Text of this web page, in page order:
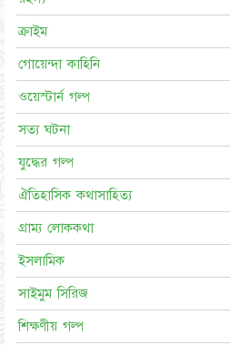
ক্রাইম
গোয়েন্দা কাহিনি
ওয়েস্টার্ন গল্প
সত্য ঘটনা
যুদ্ধের গল্প
ঐতিহাসিক কথাসাহিত্য
গ্রাম্য লোককথা
ইসলামিক
সাইমুম সিরিজ
শিক্ষণীয় গল্প